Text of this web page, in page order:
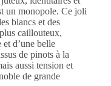
un monopole. Ce joli
blancs et des
caillouteux,
d’une belle
de pinots à la
aussi tension et
de grande